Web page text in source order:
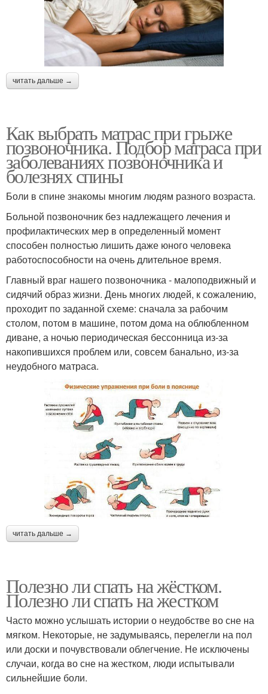
читать дальше →
Как выбрать матрас при грыже
позвоночника. Подбор матраса при
заболеваниях позвоночника и
болезнях спины
Боли в спине знакомы многим людям разного возраста.
Больной позвоночник без надлежащего лечения и
профилактических мер в определенный момент
способен полностью лишить даже юного человека
работоспособности на очень длительное время.
Главный враг нашего позвоночника - малоподвижный и
сидячий образ жизни. День многих людей, к сожалению,
проходит по заданной схеме: сначала за рабочим
столом, потом в машине, потом дома на облюбленном
диване, а ночью периодическая бессонница из-за
накопившихся проблем или, совсем банально, из-за
неудобного матраса.
читать дальше →
Полезно ли спать на жёстком.
Полезно ли спать на жестком
Часто можно услышать истории о неудобстве во сне на
мягком. Некоторые, не задумываясь, перелегли на пол
или доски и почувствовали облегчение. Не исключены
случаи, когда во сне на жестком, люди испытывали
сильнейшие боли.